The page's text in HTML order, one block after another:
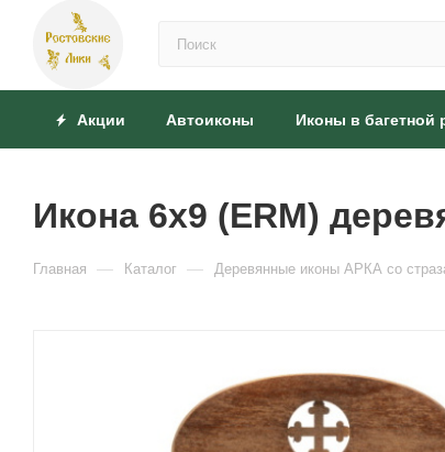
Акции Автоиконы Иконы в багетной
Икона 6x9 (ERM)
Главная — Каталог — Деревянные иконы АРКА со